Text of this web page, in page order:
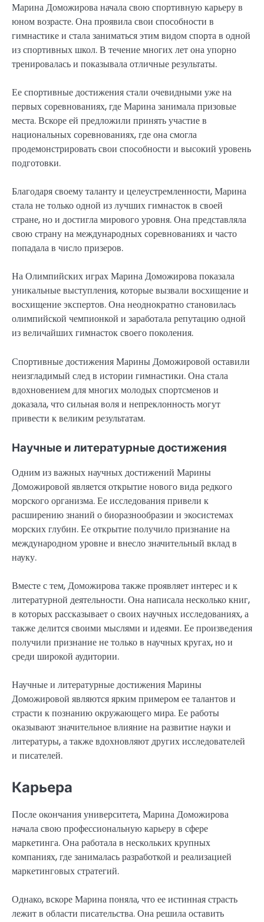
Марина Доможирова начала свою спортивную карьеру в
юном возрасте. Она проявила свои способности в
гимнастике и стала заниматься этим видом спорта в одной
из спортивных школ. В течение многих лет она упорно
тренировалась и показывала отличные результаты.
Ее спортивные достижения стали очевидными уже на
первых соревнованиях, где Марина занимала призовые
места. Вскоре ей предложили принять участие в
национальных соревнованиях, где она смогла
продемонстрировать свои способности и высокий уровень
подготовки.
Благодаря своему таланту и целеустремленности, Марина
стала не только одной из лучших гимнасток в своей
стране, но и достигла мирового уровня. Она представляла
свою страну на международных соревнованиях и часто
попадала в число призеров.
На Олимпийских играх Марина Доможирова показала
уникальные выступления, которые вызвали восхищение и
восхищение экспертов. Она неоднократно становилась
олимпийской чемпионкой и заработала репутацию одной
из величайших гимнасток своего поколения.
Спортивные достижения Марины Доможировой оставили
неизгладимый след в истории гимнастики. Она стала
вдохновением для многих молодых спортсменов и
доказала, что сильная воля и непреклонность могут
привести к великим результатам.
Научные и литературные достижения
Одним из важных научных достижений Марины
Доможировой является открытие нового вида редкого
морского организма. Ее исследования привели к
расширению знаний о биоразнообразии и экосистемах
морских глубин. Ее открытие получило признание на
международном уровне и внесло значительный вклад в
науку.
Вместе с тем, Доможирова также проявляет интерес и к
литературной деятельности. Она написала несколько книг,
в которых рассказывает о своих научных исследованиях, а
также делится своими мыслями и идеями. Ее произведения
получили признание не только в научных кругах, но и
среди широкой аудитории.
Научные и литературные достижения Марины
Доможировой являются ярким примером ее талантов и
страсти к познанию окружающего мира. Ее работы
оказывают значительное влияние на развитие науки и
литературы, а также вдохновляют других исследователей
и писателей.
Карьера
После окончания университета, Марина Доможирова
начала свою профессиональную карьеру в сфере
маркетинга. Она работала в нескольких крупных
компаниях, где занималась разработкой и реализацией
маркетинговых стратегий.
Однако, вскоре Марина поняла, что ее истинная страсть
лежит в области писательства. Она решила оставить